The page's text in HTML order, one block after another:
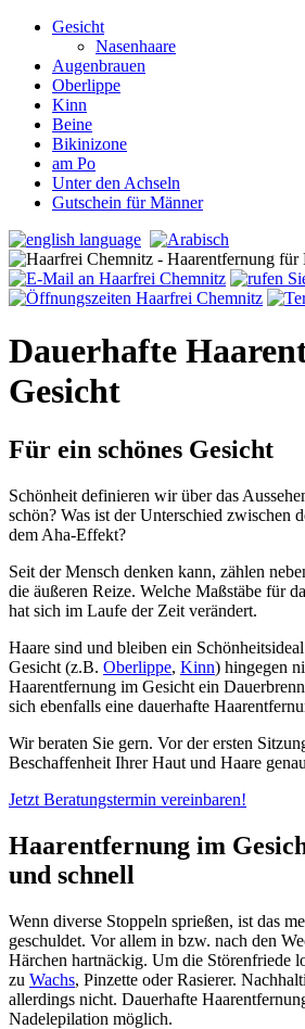
Gesicht
Nasenhaare
Augenbrauen
Oberlippe
Kinn
Beine
Bikinizone
am Po
Unter den Achseln
Gutschein für Männer
Dauerhafte
Gesicht
Für ein schönes Gesicht
Schönheit definieren wir über das
schön? Was ist der Unterschied zwischen
dem Aha-Effekt?
Seit der Mensch denken kann, zählen
die äußeren Reize. Welche Maßstäbe für
hat sich im Laufe der Zeit verändert.
Haare sind und bleiben ein
Gesicht (z.B. Oberlippe, Kinn) hingegen
Haarentfernung im Gesicht ein
sich ebenfalls eine dauerhafte
Wir beraten Sie gern. Vor der ersten
Beschaffenheit Ihrer Haut und Haare
Jetzt Beratungstermin vereinbaren!
Haarentfernung im
und schnell
Wenn diverse Stoppeln sprießen, ist das
geschuldet. Vor allem in bzw. nach den
Härchen hartnäckig. Um die Störenfriede
zu Wachs, Pinzette oder Rasierer.
allerdings nicht. Dauerhafte
Nadelepilation möglich.